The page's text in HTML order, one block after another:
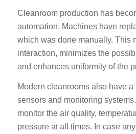
Cleanroom production has
automation. Machines have
which was done manually. This
interaction, minimizes the
and enhances uniformity of the
Modern cleanrooms also have
sensors and monitoring
monitor the air quality,
pressure at all times. In case